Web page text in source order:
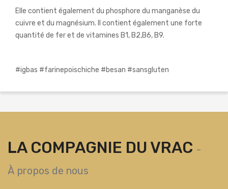
Elle contient également du phosphore du manganèse du
cuivre et du magnésium. Il contient également une forte
quantité de fer et de vitamines B1, B2,B6, B9.
#igbas #farinepoischiche #besan #sansgluten
LA COMPAGNIE DU VRAC -
À propos de nous